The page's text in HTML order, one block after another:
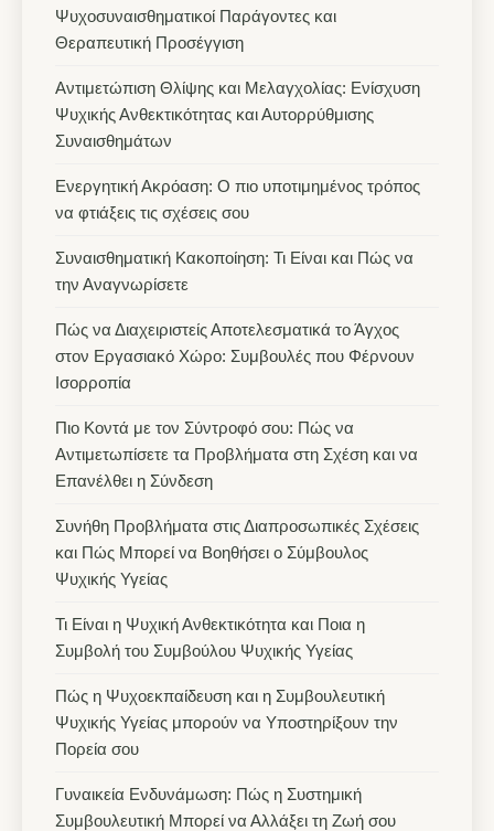
Ψυχοσυναισθηματικοί Παράγοντες και
Θεραπευτική Προσέγγιση
Αντιμετώπιση Θλίψης και Μελαγχολίας: Ενίσχυση
Ψυχικής Ανθεκτικότητας και Αυτορρύθμισης
Συναισθημάτων
Ενεργητική Ακρόαση: Ο πιο υποτιμημένος τρόπος
να φτιάξεις τις σχέσεις σου
Συναισθηματική Κακοποίηση: Τι Είναι και Πώς να
την Αναγνωρίσετε
Πώς να Διαχειριστείς Αποτελεσματικά το Άγχος
στον Εργασιακό Χώρο: Συμβουλές που Φέρνουν
Ισορροπία
Πιο Κοντά με τον Σύντροφό σου: Πώς να
Αντιμετωπίσετε τα Προβλήματα στη Σχέση και να
Επανέλθει η Σύνδεση
Συνήθη Προβλήματα στις Διαπροσωπικές Σχέσεις
και Πώς Μπορεί να Βοηθήσει ο Σύμβουλος
Ψυχικής Υγείας
Τι Είναι η Ψυχική Ανθεκτικότητα και Ποια η
Συμβολή του Συμβούλου Ψυχικής Υγείας
Πώς η Ψυχοεκπαίδευση και η Συμβουλευτική
Ψυχικής Υγείας μπορούν να Υποστηρίξουν την
Πορεία σου
Γυναικεία Ενδυνάμωση: Πώς η Συστημική
Συμβουλευτική Μπορεί να Αλλάξει τη Ζωή σου